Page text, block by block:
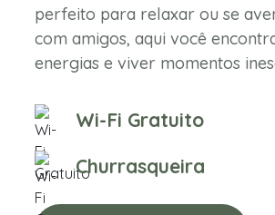
perfeito para relaxar ou se
com amigos, aqui você
energias e viver momentos
Wi-Fi Gratuito
Churrasqueira